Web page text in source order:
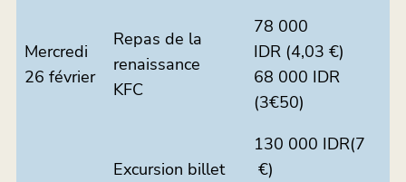
Mercredi
26 février
Repas de la
renaissance
KFC
78 000
IDR (4,03 €)
68 000 IDR
(3€50)
Excursion billet
130 000 IDR(7
€)